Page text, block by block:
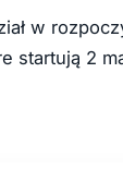
w
startują 2